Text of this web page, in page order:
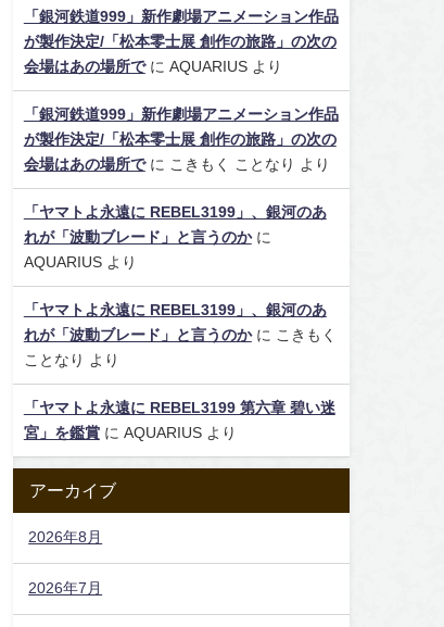
「銀河鉄道999」新作劇場アニメーション作品
が製作決定/「松本零士展 創作の旅路」の次の
会場はあの場所でに AQUARIUSより
「銀河鉄道999」新作劇場アニメーション作品
が製作決定/「松本零士展 創作の旅路」の次の
会場はあの場所でに こきもく ことなり より
「ヤマトよ永遠に REBEL3199」、銀河のあ
れが「波動ブレード」と言うのかに
AQUARIUSより
「ヤマトよ永遠に REBEL3199」、銀河のあ
れが「波動ブレード」と言うのかに
こきもく
ことなり
より
「ヤマトよ永遠に REBEL3199 第六章 碧い迷
宮」を鑑賞に AQUARIUSより
アーカイブ
2026年8月
2026年7月